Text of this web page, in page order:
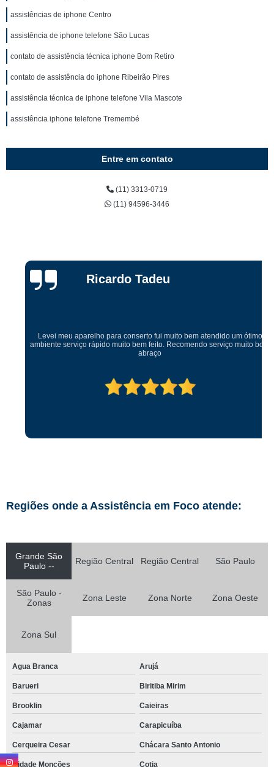
assistências de iphone Centro
assistência de iphone telefone São Lucas
contato de assistência técnica iphone Bom Retiro
contato de assistência do iphone Ribeirão Pires
assistência técnica de iphone telefone Vila Mascote
assistência iphone telefone Tremembé
Entre em contato
(11) 3313-0719
(11) 94596-3446
Ricardo Tadeu
Levei meu aparelho para conserto fui muito bem atendido um ótimo
ambiente serviço rápido muito bem feito. Recomendo serviço muito bom
abraço
Regiões onde a Assistência em Foco atende:
Grande São
Paulo --
Região Central Região Central São Paulo
São Paulo -
Zonas
Zona Leste Zona Norte Zona Oeste
Zona Sul
Agua Branca Arujá
Barueri Biritiba Mirim
Brooklin Caieiras
Cajamar Carapicuíba
Cerqueira Cesar Chácara Santo Antonio
Cidade Monções Cotia